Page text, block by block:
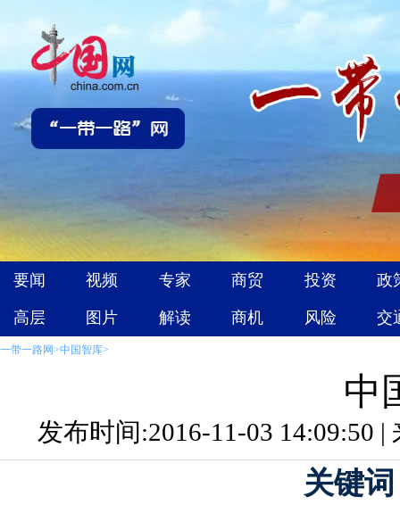
一带一路网>中国智库>
中
发布时间:2016-11-03 14:09:50
关键